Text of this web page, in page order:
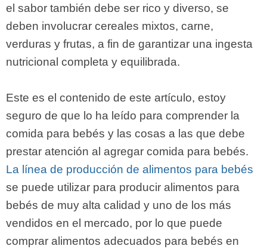
el sabor también debe ser rico y diverso, se
deben involucrar cereales mixtos, carne,
verduras y frutas, a fin de garantizar una ingesta
nutricional completa y equilibrada.
Este es el contenido de este artículo, estoy
seguro de que lo ha leído para comprender la
comida para bebés y las cosas a las que debe
prestar atención al agregar comida para bebés.
La línea de producción de alimentos para bebés
se puede utilizar para producir alimentos para
bebés de muy alta calidad y uno de los más
vendidos en el mercado, por lo que puede
comprar alimentos adecuados para bebés en